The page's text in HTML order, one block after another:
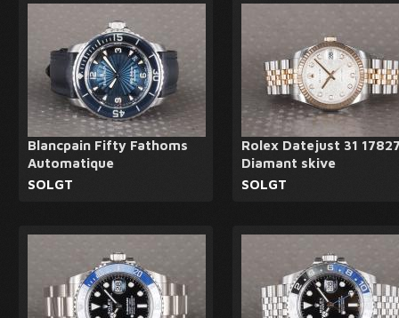
Blancpain Fifty Fathoms
Automatique
SOLGT
Rolex Datejust 31
Diamant skive
SOLGT